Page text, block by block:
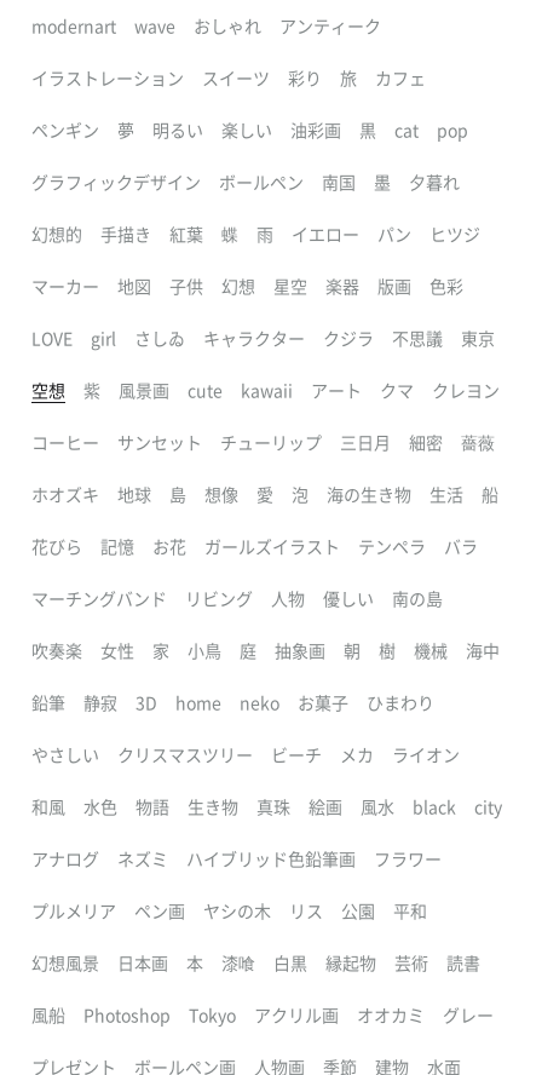
modernart wave おしゃれ アンティーク
イラストレーション スイーツ 彩り 旅 カフェ
ペンギン 夢 明るい 楽しい 油彩画 黒 cat pop
グラフィックデザイン ボールペン 南国 墨 夕暮れ
幻想的 手描き 紅葉 蝶 雨 イエロー パン ヒツジ
マーカー 地図 子供 幻想 星空 楽器 版画 色彩
LOVE girl さしゐ キャラクター クジラ 不思議 東京
空想 紫 風景画 cute kawaii アート クマ クレヨン
コーヒー サンセット チューリップ 三日月 細密 薔薇
ホオズキ 地球 島 想像 愛 泡 海の生き物 生活 船
花びら 記憶 お花 ガールズイラスト テンペラ バラ
マーチングバンド リビング 人物 優しい 南の島
吹奏楽 女性 家 小鳥 庭 抽象画 朝 樹 機械 海中
鉛筆 静寂 3D home neko お菓子 ひまわり
やさしい クリスマスツリー ビーチ メカ ライオン
和風 水色 物語 生き物 真珠 絵画 風水 black city
アナログ ネズミ ハイブリッド色鉛筆画 フラワー
プルメリア ペン画 ヤシの木 リス 公園 平和
幻想風景 日本画 本 漆喰 白黒 縁起物 芸術 読書
風船 Photoshop Tokyo アクリル画 オオカミ グレー
プレゼント ボールペン画 人物画 季節 建物 水面